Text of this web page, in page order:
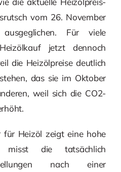
vom 26. November
Für viele
jetzt dennoch
die Heizölpreise deutlich
das sie im Oktober
weil sich die CO2-
für Heizöl zeigt eine hohe
misst die tatsächlich
nach einer